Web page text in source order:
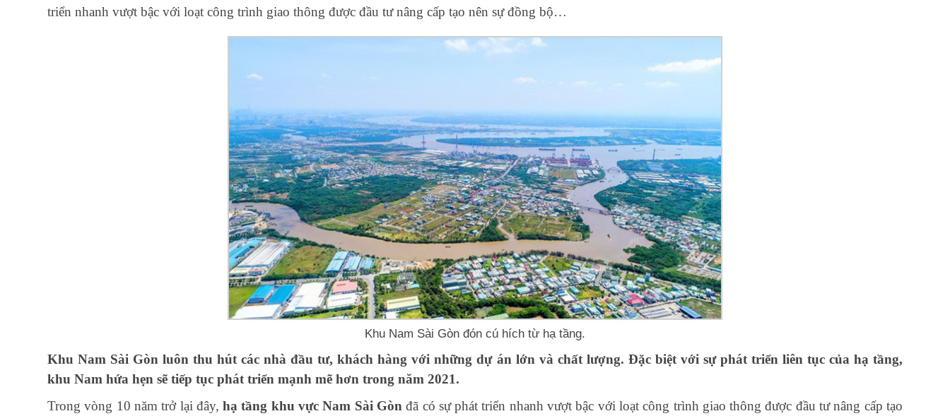
triển nhanh vượt bậc với loạt công trình giao thông được đầu tư nâng cấp tạo nên sự đồng bộ…
Khu Nam Sài Gòn đón cú hích từ hạ tầng.
Khu Nam Sài Gòn luôn thu hút các nhà đầu tư, khách hàng với những dự án lớn và chất lượng. Đặc biệt với sự phát triển liên tục của hạ tầng,
khu Nam hứa hẹn sẽ tiếp tục phát triển mạnh mẽ hơn trong năm 2021.
Trong vòng 10 năm trở lại đây,hạ tầng khu vực Nam Sài Gòn đã có sự phát triển nhanh vượt bậc với loạt công trình giao thông được đầu tư nâng cấp tạo